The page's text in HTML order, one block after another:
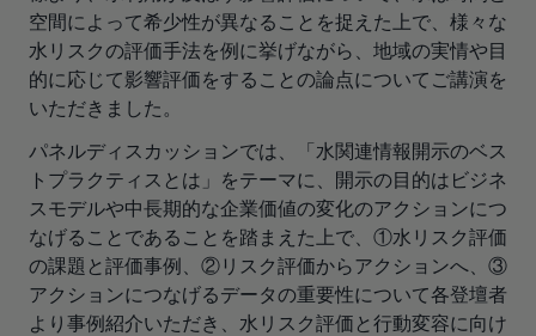
空間によって希少性が異なることを捉えた上で、様々な
水リスクの評価手法を例に挙げながら、地域の実情や目
的に応じて影響評価をすることの論点についてご講演を
いただきました。
パネルディスカッションでは、「水関連情報開示のベス
トプラクティスとは」をテーマに、開示の目的はビジネ
スモデルや中長期的な企業価値の変化のアクションにつ
なげることであることを踏まえた上で、①水リスク評価
の課題と評価事例、②リスク評価からアクションへ、③
アクションにつなげるデータの重要性について各登壇者
より事例紹介いただき、水リスク評価と行動変容に向け